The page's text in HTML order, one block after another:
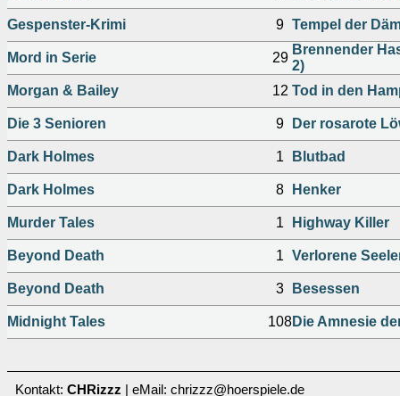
Gespenster-Krimi 9 Tempel der
Mord in Serie 29
Brennender
2)
Morgan & Bailey
12 Tod in den
Die 3 Senioren 9 Der rosarote
Dark Holmes 1 Blutbad
Dark Holmes 8 Henker
Murder Tales 1 Highway Killer
Beyond Death 1 Verlorene
Beyond Death 3 Besessen
Midnight Tales 108Die Amnesie
Kontakt: CHRizzz | eMail: chrizzz@hoerspiele.de